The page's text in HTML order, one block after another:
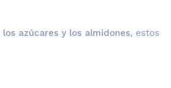
los azúcares y los almidones, estos